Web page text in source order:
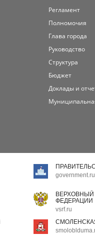
Регламент
Полномочия
Глава города
Руководство
Структура
Бюджет
Доклады и
government.ru
ФЕДЕРАЦИИ
vsrf.ru